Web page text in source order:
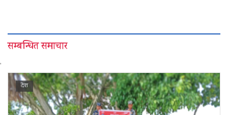
सम्बन्धित समाचार
'
देश